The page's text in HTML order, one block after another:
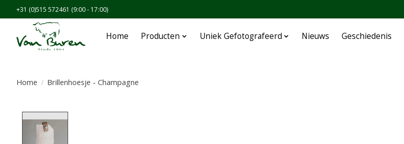
+31 (0)515 572461 (9:00 - 17:00)
Home Producten Uniek Gefotografeerd Nieuws Geschiedenis
Home / Brillenhoesje - Champagne